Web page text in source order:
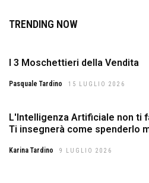
TRENDING NOW
I 3 Moschettieri della Vendita
Pasquale Tardino 15 LUGLIO 2026
L'Intelligenza Artificiale non ti
Ti insegnerà come spenderlo
Karina Tardino 9 LUGLIO 2026